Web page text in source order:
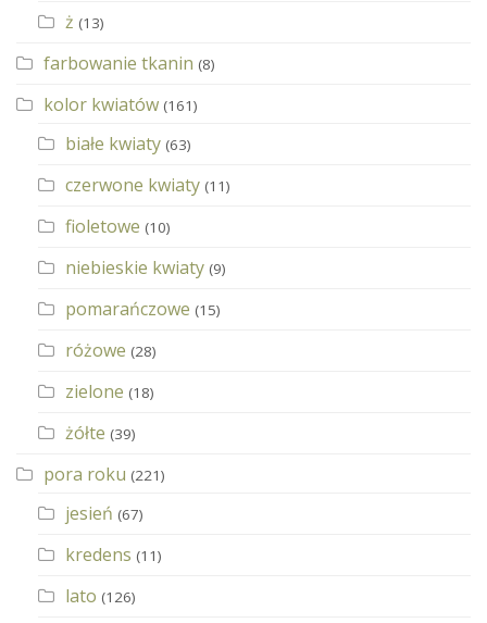
ż (13)
farbowanie tkanin (8)
kolor kwiatów (161)
białe kwiaty (63)
czerwone kwiaty (11)
fioletowe (10)
niebieskie kwiaty (9)
pomarańczowe (15)
różowe (28)
zielone (18)
żółte (39)
pora roku (221)
jesień (67)
kredens (11)
lato (126)